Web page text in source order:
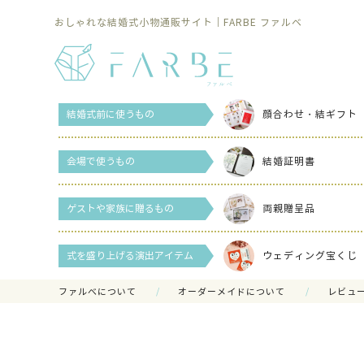
おしゃれな結婚式小物通販サイト｜FARBE ファルベ
結婚式前に使うもの 顔合わせ・結ギフト
会場で使うもの 結婚証明書
ゲストや家族に贈るもの 両親贈呈品
式を盛り上げる演出アイテム ウェディング宝くじ
ファルべについて オーダーメイドについて レビュ